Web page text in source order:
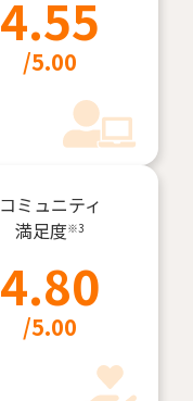
4.55
/5.00
コミュニティ
満足度※3
4.80
/5.00